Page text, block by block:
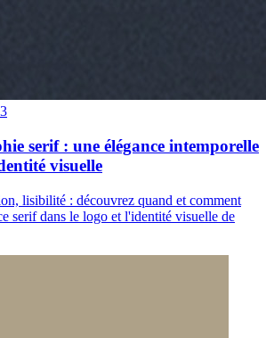
serif : une élégance intemporelle
visuelle
lisibilité : découvrez quand et comment
serif dans le logo et l'identité visuelle de